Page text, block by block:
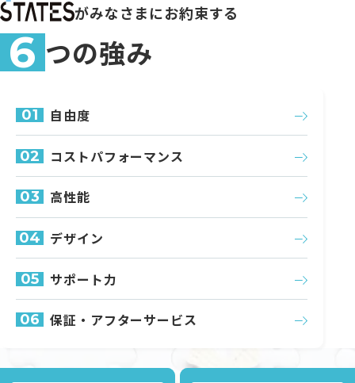
がみなさまにお約束する
6 つの強み
01 自由度
02 コストパフォーマンス
03 高性能
04 デザイン
05 サポート力
06 保証・ アフターサービス